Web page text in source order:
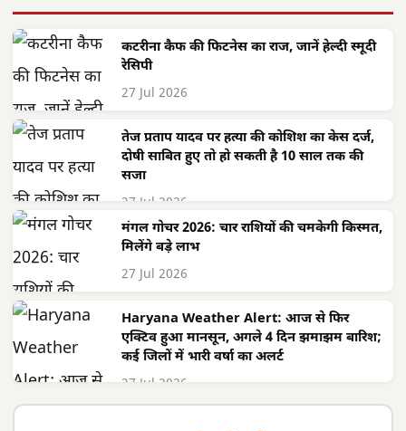
कटरीना कैफ की फिटनेस का राज, जानें हेल्दी स्मूदी
रेसिपी
27 Jul 2026
तेज प्रताप यादव पर हत्या की कोशिश का केस दर्ज,
दोषी साबित हुए तो हो सकती है 10 साल तक की
सजा
27 Jul 2026
मंगल गोचर 2026: चार राशियों की चमकेगी किस्मत,
मिलेंगे बड़े लाभ
27 Jul 2026
Haryana Weather Alert: आज से फिर
एक्टिव हुआ मानसून, अगले 4 दिन झमाझम बारिश;
कई जिलों में भारी वर्षा का अलर्ट
27 Jul 2026